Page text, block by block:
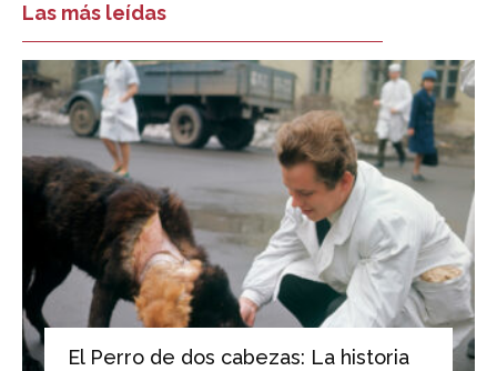
Las más leídas
El Perro de dos cabezas: La historia